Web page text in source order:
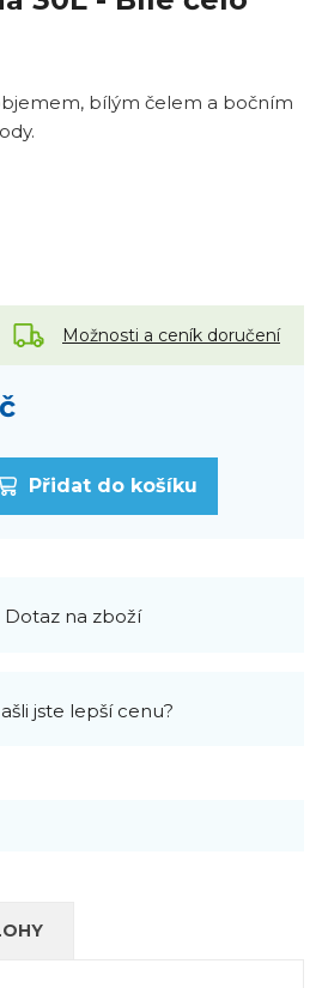
bílým čelem a bočním
Možnosti a ceník doručení
Přidat do košíku
Dotaz na zboží
jste lepší cenu?